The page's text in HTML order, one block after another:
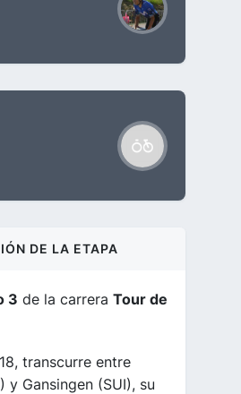
DE LA ETAPA
3 de la carrera Tour de
transcurre entre
y Gansingen (SUI), su